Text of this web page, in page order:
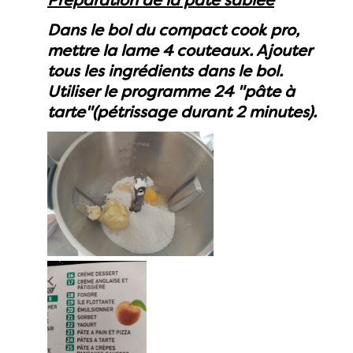
Dans le bol du compact cook pro,
mettre la lame 4 couteaux. Ajouter
tous les ingrédients dans le bol.
Utiliser le programme 24 "pâte à
tarte"(pétrissage durant 2 minutes).